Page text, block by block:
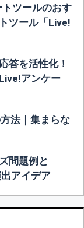
トツールのおす
ツール「Live!
答を活性化！
アンケー
法｜集まらな
問題例と
アイデア